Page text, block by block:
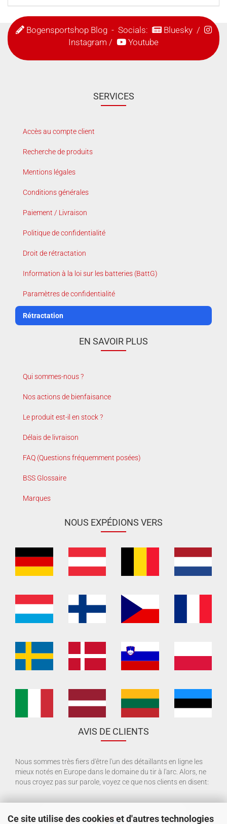
Ce site utilise des cookies et d'autres technologies
Bogensportshop Blog- Socials: Bluesky/
Instagram / Youtube
SERVICES
Accès au compte client
Recherche de produits
Mentions légales
Conditions générales
Paiement / Livraison
Politique de confidentialité
Droit de rétractation
Information à la loi sur les batteries (BattG)
Paramètres de confidentialité
Rétractation
EN SAVOIR PLUS
Qui sommes-nous ?
Nos actions de bienfaisance
Le produit est-il en stock ?
Délais de livraison
FAQ (Questions fréquemment posées)
BSS Glossaire
Marques
NOUS EXPÉDIONS VERS
AVIS DE CLIENTS
Nous sommes très fiers d'être l'un des détaillants en ligne les
mieux notés en Europe dans le domaine du tir à l'arc. Alors, ne
nous croyez pas sur parole, voyez ce que nos clients en disent: